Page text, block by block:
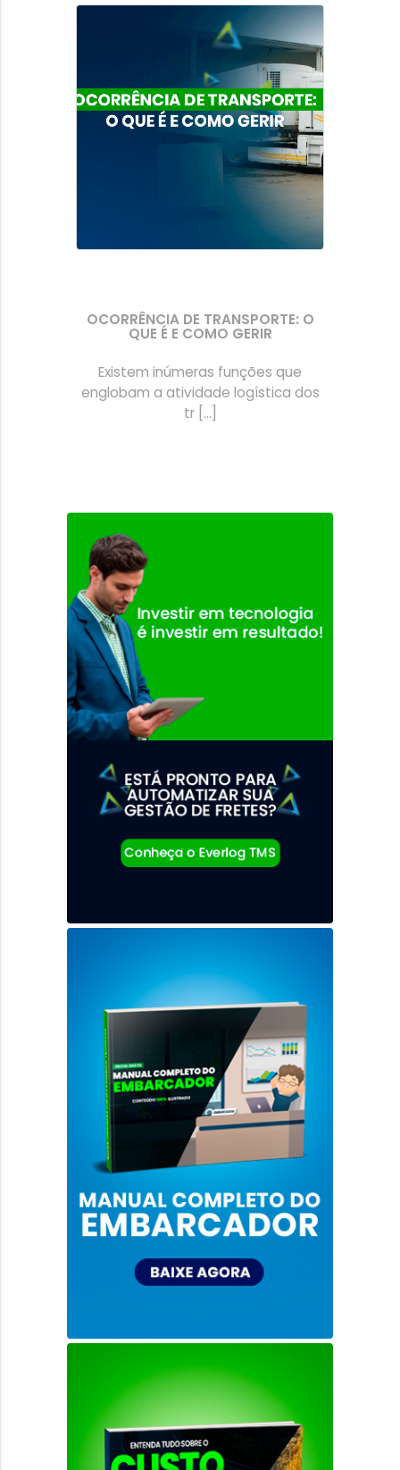
OCORRÊNCIA DE TRANSPORTE: O
QUE É E COMO GERIR
Existem inúmeras funções que
englobam a atividade logística dos
tr [...]